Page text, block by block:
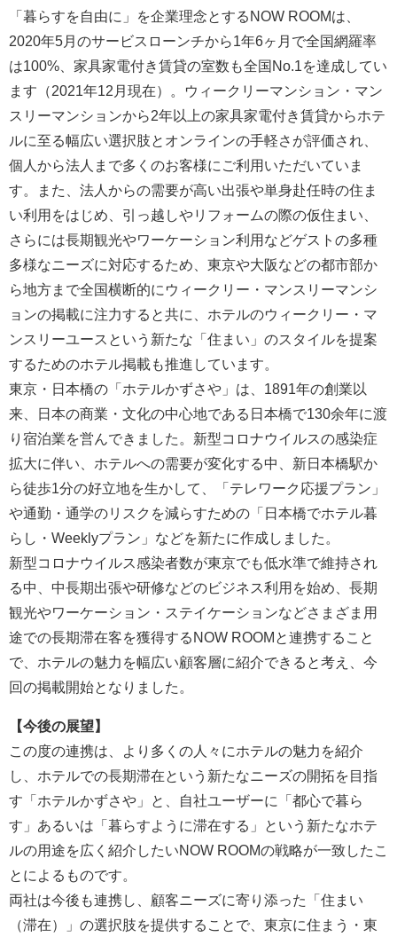
「暮らすを自由に」を企業理念とするNOW ROOMは、
2020年5月のサービスローンチから1年6ヶ月で全国網羅率
は100%、家具家電付き賃貸の室数も全国No.1を達成してい
ます（2021年12月現在）。ウィークリーマンション・マン
スリーマンションから2年以上の家具家電付き賃貸からホテ
ルに至る幅広い選択肢とオンラインの手軽さが評価され、
個人から法人まで多くのお客様にご利用いただいていま
す。また、法人からの需要が高い出張や単身赴任時の住ま
い利用をはじめ、引っ越しやリフォームの際の仮住まい、
さらには長期観光やワーケーション利用などゲストの多種
多様なニーズに対応するため、東京や大阪などの都市部か
ら地方まで全国横断的にウィークリー・マンスリーマンシ
ョンの掲載に注力すると共に、ホテルのウィークリー・マ
ンスリーユースという新たな「住まい」のスタイルを提案
するためのホテル掲載も推進しています。
東京・日本橋の「ホテルかずさや」は、1891年の創業以
来、日本の商業・文化の中心地である日本橋で130余年に渡
り宿泊業を営んできました。新型コロナウイルスの感染症
拡大に伴い、ホテルへの需要が変化する中、新日本橋駅か
ら徒歩1分の好立地を生かして、「テレワーク応援プラン」
や通勤・通学のリスクを減らすための「日本橋でホテル暮
らし・Weeklyプラン」などを新たに作成しました。
新型コロナウイルス感染者数が東京でも低水準で維持され
る中、中長期出張や研修などのビジネス利用を始め、長期
観光やワーケーション・ステイケーションなどさまざま用
途での長期滞在客を獲得するNOW ROOMと連携すること
で、ホテルの魅力を幅広い顧客層に紹介できると考え、今
回の掲載開始となりました。
【今後の展望】
この度の連携は、より多くの人々にホテルの魅力を紹介
し、ホテルでの長期滞在という新たなニーズの開拓を目指
す「ホテルかずさや」と、自社ユーザーに「都心で暮ら
す」あるいは「暮らすように滞在する」という新たなホテ
ルの用途を広く紹介したいNOW ROOMの戦略が一致したこ
とによるものです。
両社は今後も連携し、顧客ニーズに寄り添った「住まい
（滞在）」の選択肢を提供することで、東京に住まう・東